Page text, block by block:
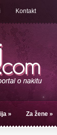
Kontakt
» Za žene »